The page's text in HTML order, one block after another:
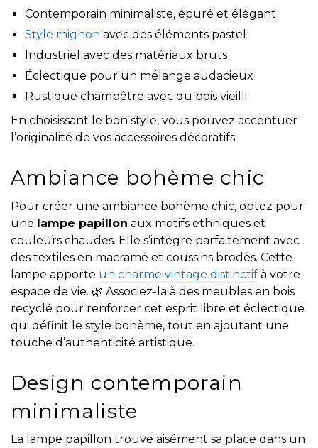
Contemporain minimaliste, épuré et élégant
Style mignon avec des éléments pastel
Industriel avec des matériaux bruts
Éclectique pour un mélange audacieux
Rustique champêtre avec du bois vieilli
En choisissant le bon style, vous pouvez accentuer
l’originalité de vos accessoires décoratifs.
Ambiance bohème chic
Pour créer une ambiance bohème chic, optez pour
une lampe papillon aux motifs ethniques et
couleurs chaudes. Elle s’intègre parfaitement avec
des textiles en macramé et coussins brodés. Cette
lampe apporte un charme vintage distinctif à votre
espace de vie. 🌿 Associez-la à des meubles en bois
recyclé pour renforcer cet esprit libre et éclectique
qui définit le style bohème, tout en ajoutant une
touche d’authenticité artistique.
Design contemporain
minimaliste
La lampe papillon trouve aisément sa place dans un